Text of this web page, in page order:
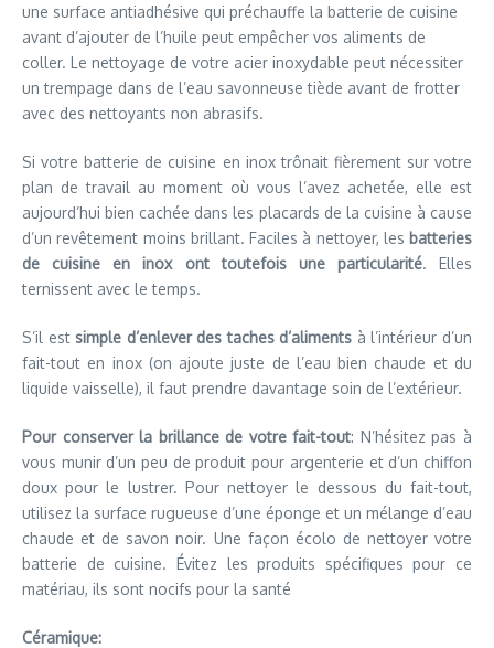
une surface antiadhésive qui préchauffe la batterie de cuisine
avant d’ajouter de l’huile peut empêcher vos aliments de
coller. Le nettoyage de votre acier inoxydable peut nécessiter
un trempage dans de l’eau savonneuse tiède avant de frotter
avec des nettoyants non abrasifs.
Si votre batterie de cuisine en inox trônait fièrement sur votre
plan de travail au moment où vous l’avez achetée, elle est
aujourd’hui bien cachée dans les placards de la cuisine à cause
d’un revêtement moins brillant. Faciles à nettoyer, les batteries
de cuisine en inox ont toutefois une particularité. Elles
ternissent avec le temps.
S’il est simple d’enlever des taches d’aliments à l’intérieur d’un
fait-tout en inox (on ajoute juste de l’eau bien chaude et du
liquide vaisselle), il faut prendre davantage soin de l’extérieur.
Pour conserver la brillance de votre fait-tout: N’hésitez pas à
vous munir d’un peu de produit pour argenterie et d’un chiffon
doux pour le lustrer. Pour nettoyer le dessous du fait-tout,
utilisez la surface rugueuse d’une éponge et un mélange d’eau
chaude et de savon noir. Une façon écolo de nettoyer votre
batterie de cuisine. Évitez les produits spécifiques pour ce
matériau, ils sont nocifs pour la santé
Céramique: